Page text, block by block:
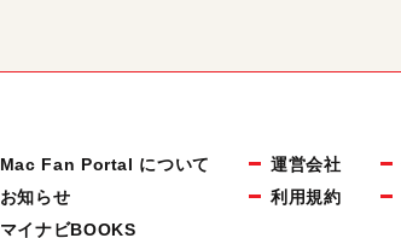
Mac Fan Portal について
お知らせ
マイナビBOOKS
運営会社
利用規約